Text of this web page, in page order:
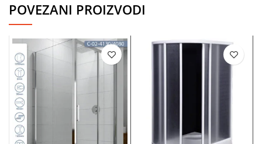
POVEZANI PROIZVODI